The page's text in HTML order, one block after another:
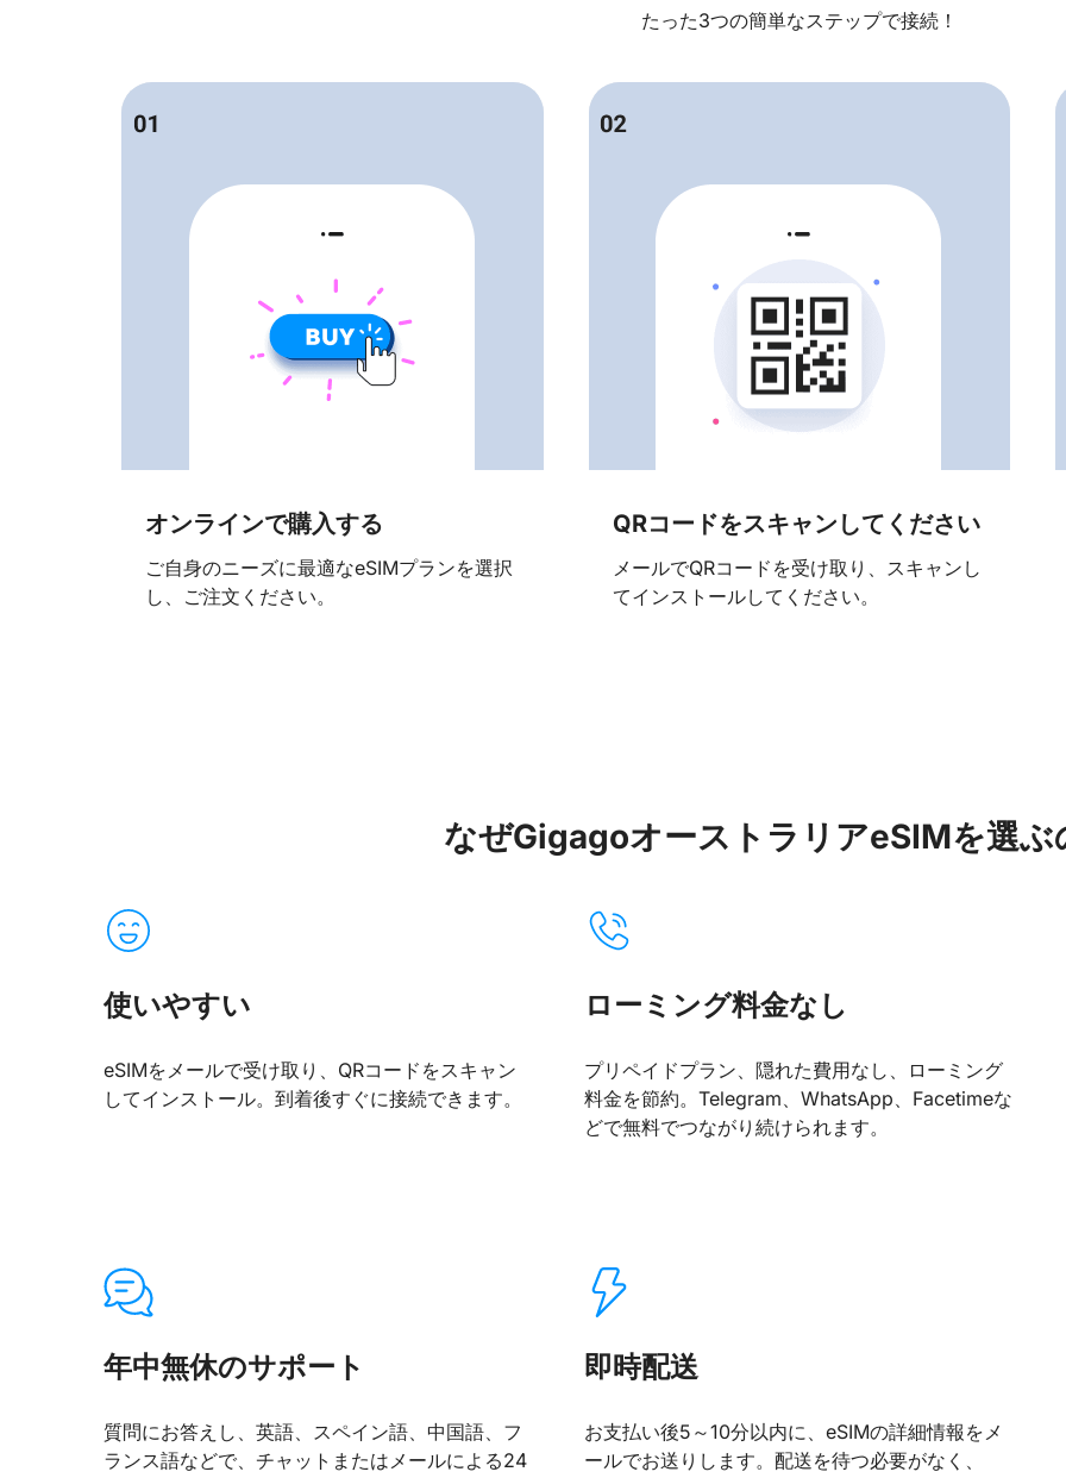
たった3つの簡単なステップで接続！
オンラインで購入する
ご自身のニーズに最適なeSIMプランを選択
し、ご注文ください。
QRコードをスキャンしてください
メールでQRコードを受け取り、スキャンし
てインストールしてください。
なぜGigagoオーストラリアeSIMを選ぶ
使いやすい
eSIMをメールで受け取り、QRコードをスキャン
してインストール。到着後すぐに接続できます。
ローミング料金なし
プリペイドプラン、隠れた費用なし、ローミング
料金を節約。Telegram、WhatsApp、Facetimeな
どで無料でつながり続けられます。
年中無休のサポート
質問にお答えし、英語、スペイン語、中国語、フ
ランス語などで、チャットまたはメールによる24
即時配送
お支払い後5～10分以内に、eSIMの詳細情報をメ
ールでお送りします。配送を待つ必要がなく、